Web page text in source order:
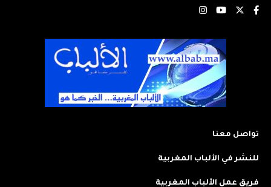
تواصل معنا
للنشر في الألباب المغربية
فريق عمل الألباب المغربية